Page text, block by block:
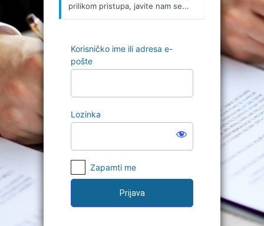
prilikom pristupa, javite nam se...
Korisničko ime ili adresa e-
pošte
Lozinka
Zapamti me